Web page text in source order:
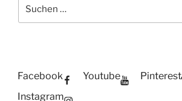
nach:
Facebook Youtube
Pinterest
Instagram